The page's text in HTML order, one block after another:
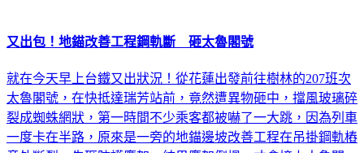
又出包！地錨改善工程鋼軌斷 砸太魯閣號
就在今天早上台鐵又出狀況！從花蓮出發前往樹林的207班次
太魯閣號，在快抵達瑞芳站前，竟然遭異物砸中，擋風玻璃碎
裂成蜘蛛網狀，第一時間不少乘客都被嚇了一大跳，因為列車
一度卡在半路，原來是一旁的地錨邊坡改善工程在吊掛鋼軌樁